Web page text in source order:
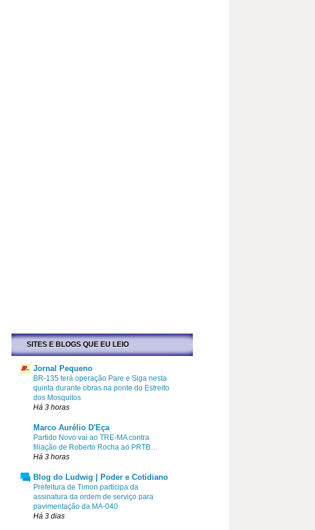
SITES E BLOGS QUE EU LEIO
Jornal Pequeno
BR-135 terá operação Pare e Siga nesta
quinta durante obras na ponte do Estreito
dos Mosquitos
Há 3 horas
Marco Aurélio D'Eça
Partido Novo vai ao TRE-MA contra
filiação de Roberto Rocha ao PRTB…
Há 3 horas
Blog do Ludwig | Poder e Cotidiano
Prefeitura de Timon participa da
assinatura da ordem de serviço para
pavimentação da MA-040
Há 3 dias